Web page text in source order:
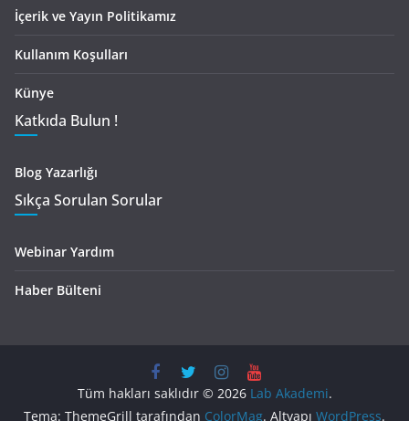
İçerik ve Yayın Politikamız
Kullanım Koşulları
Künye
Katkıda Bulun !
Blog Yazarlığı
Sıkça Sorulan Sorular
Webinar Yardım
Haber Bülteni
Tüm hakları saklıdır © 2026 Lab Akademi.
Tema: ThemeGrill tarafından ColorMag. Altyapı WordPress.